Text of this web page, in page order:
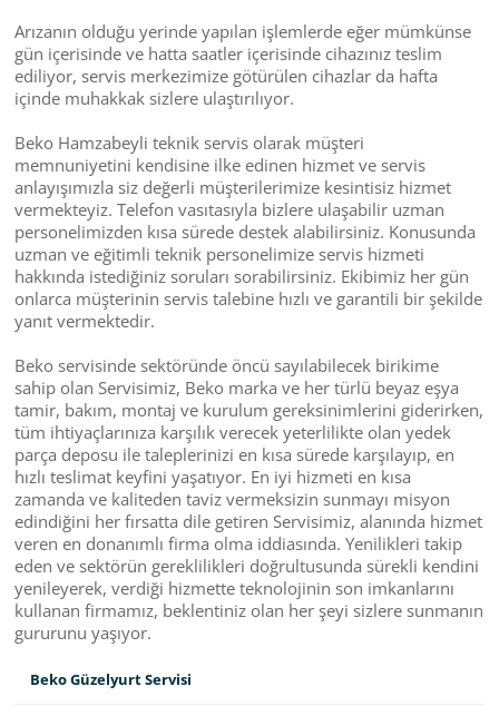
Arızanın olduğu yerinde yapılan işlemlerde eğer mümkünse
gün içerisinde ve hatta saatler içerisinde cihazınız teslim
ediliyor, servis merkezimize götürülen cihazlar da hafta
içinde muhakkak sizlere ulaştırılıyor.
Beko Hamzabeyli teknik servis olarak müşteri
memnuniyetini kendisine ilke edinen hizmet ve servis
anlayışımızla siz değerli müşterilerimize kesintisiz hizmet
vermekteyiz. Telefon vasıtasıyla bizlere ulaşabilir uzman
personelimizden kısa sürede destek alabilirsiniz. Konusunda
uzman ve eğitimli teknik personelimize servis hizmeti
hakkında istediğiniz soruları sorabilirsiniz. Ekibimiz her gün
onlarca müşterinin servis talebine hızlı ve garantili bir şekilde
yanıt vermektedir.
Beko servisinde sektöründe öncü sayılabilecek birikime
sahip olan Servisimiz, Beko marka ve her türlü beyaz eşya
tamir, bakım, montaj ve kurulum gereksinimlerini giderirken,
tüm ihtiyaçlarınıza karşılık verecek yeterlilikte olan yedek
parça deposu ile taleplerinizi en kısa sürede karşılayıp, en
hızlı teslimat keyfini yaşatıyor. En iyi hizmeti en kısa
zamanda ve kaliteden taviz vermeksizin sunmayı misyon
edindiğini her fırsatta dile getiren Servisimiz, alanında hizmet
veren en donanımlı firma olma iddiasında. Yenilikleri takip
eden ve sektörün gereklilikleri doğrultusunda sürekli kendini
yenileyerek, verdiği hizmette teknolojinin son imkanlarını
kullanan firmamız, beklentiniz olan her şeyi sizlere sunmanın
gururunu yaşıyor.
Beko Güzelyurt Servisi